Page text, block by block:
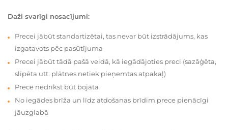
Daži svarīgi nosacījumi:
Precei jābūt standartizētai, tas nevar būt izstrādājums, kas
izgatavots pēc pasūtījuma
Precei jābūt tādā pašā veidā, kā iegādājoties preci (sazāģēta,
slīpēta utt. plātnes netiek pieņemtas atpakaļ)
Prece nedrīkst būt bojāta
No iegādes brīža un līdz atdošanas brīdim prece pienācīgi
jāuzglabā